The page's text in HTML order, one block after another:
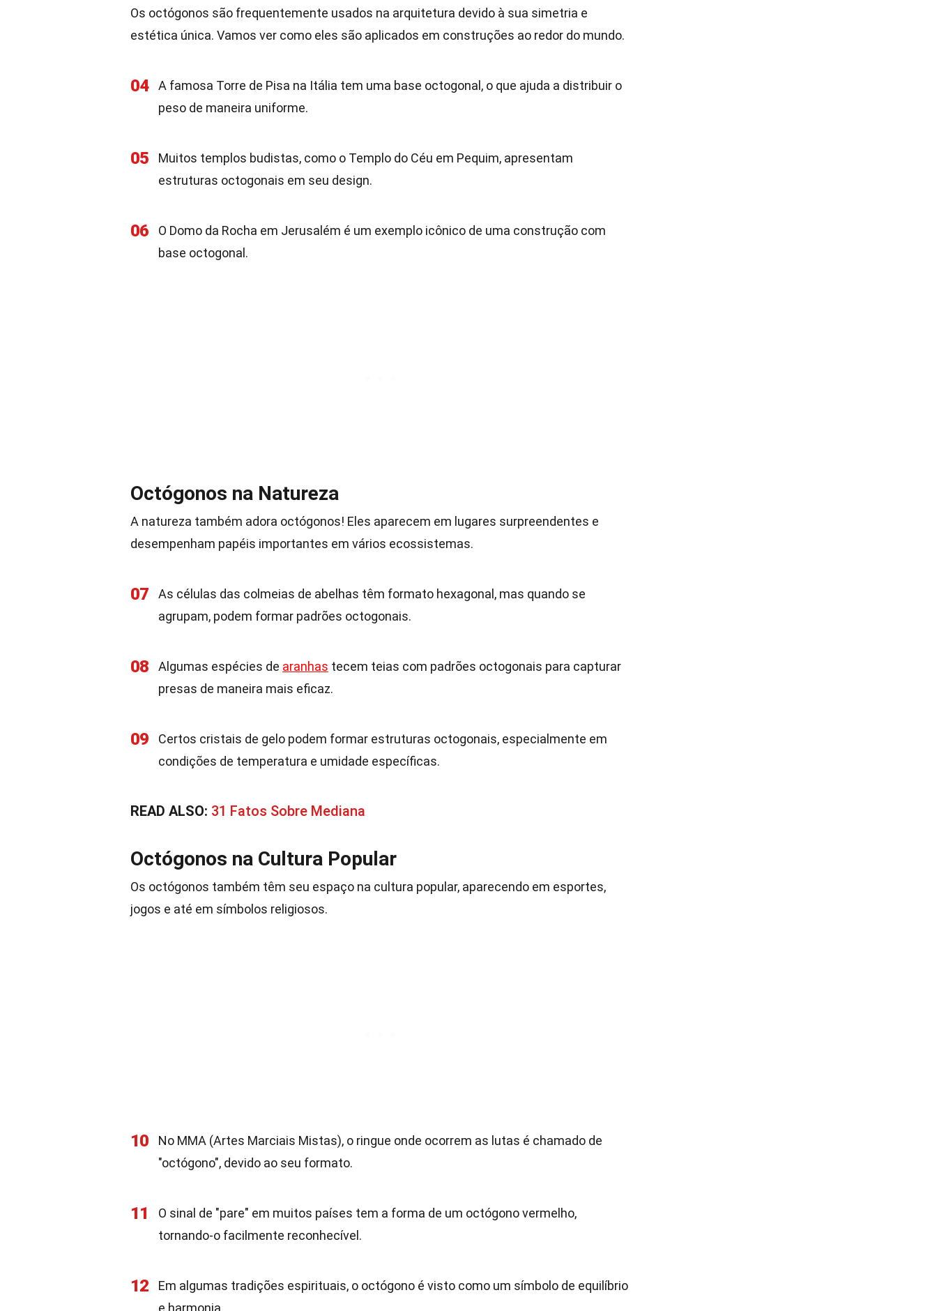
Os octógonos são frequentemente usados na arquitetura devido à sua simetria e
estética única. Vamos ver como eles são aplicados em construções ao redor do mundo.
04
A famosa Torre de Pisa na Itália tem uma base octogonal, o que ajuda a distribuir o
peso de maneira uniforme.
05
Muitos templos budistas, como o Templo do Céu em Pequim, apresentam
estruturas octogonais em seu design.
06
O Domo da Rocha em Jerusalém é um exemplo icônico de uma construção com
base octogonal.
Octógonos na Natureza
A natureza também adora octógonos! Eles aparecem em lugares surpreendentes e
desempenham papéis importantes em vários ecossistemas.
07
As células das colmeias de abelhas têm formato hexagonal, mas quando se
agrupam, podem formar padrões octogonais.
08 Algumas espécies de aranhas tecem teias com padrões octogonais para capturar
presas de maneira mais eficaz.
09
Certos cristais de gelo podem formar estruturas octogonais, especialmente em
condições de temperatura e umidade específicas.
READ ALSO: 31 Fatos Sobre Mediana
Octógonos na Cultura Popular
Os octógonos também têm seu espaço na cultura popular, aparecendo em esportes,
jogos e até em símbolos religiosos.
10
No MMA (Artes Marciais Mistas), o ringue onde ocorrem as lutas é chamado de
"octógono", devido ao seu formato.
11
O sinal de "pare" em muitos países tem a forma de um octógono vermelho,
tornando-o facilmente reconhecível.
12
Em algumas tradições espirituais, o octógono é visto como um símbolo de equilíbrio
e harmonia.